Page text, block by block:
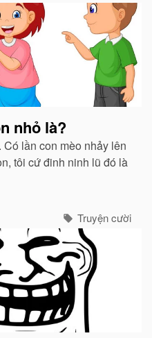
nhỏ là?
lần con mèo nhảy lên
tôi cứ đinh ninh lũ đó là
Truyện cười